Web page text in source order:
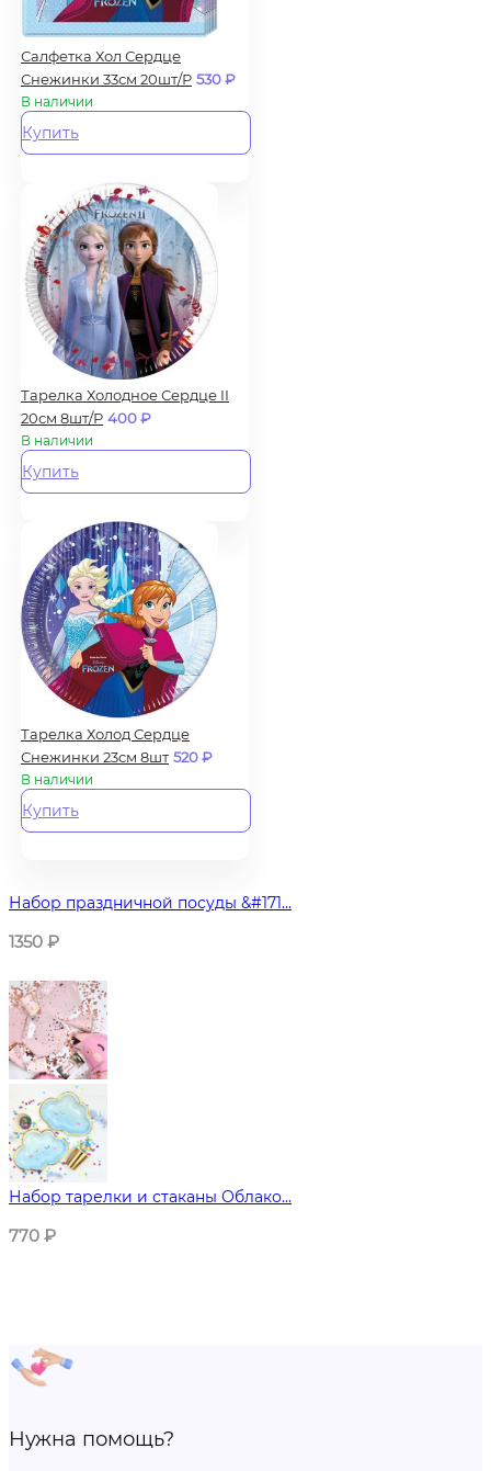
Салфетка Хол Сердце
Снежинки 33см 20шт/Р 530₽
В наличии
Купить
Тарелка Холодное Сердце II
20см 8шт/Р 400₽
В наличии
Купить
Тарелка Холод Сердце
Снежинки 23см 8шт 520₽
В наличии
Купить
Набор праздничной посуды &#171...
1350 ₽
Набор тарелки и стаканы Облако...
770 ₽
Нужна помощь?